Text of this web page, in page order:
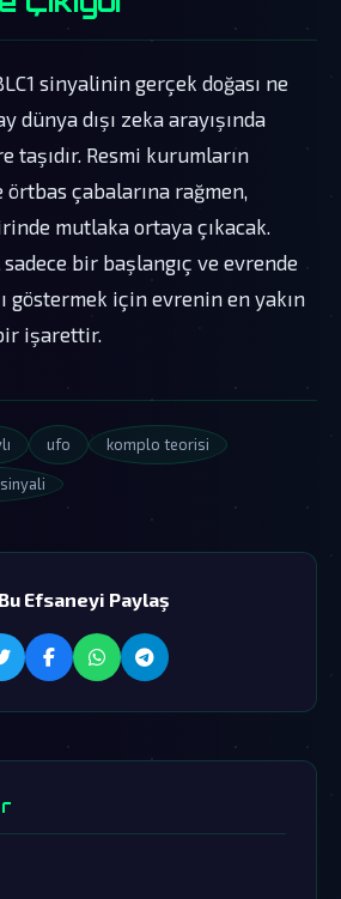
sinyalinin gerçek doğası ne
dünya dışı zeka arayışında
taşıdır. Resmi kurumların
çabalarına rağmen,
mutlaka ortaya çıkacak.
bir başlangıç ve evrende
göstermek için evrenin en yakın
işarettir.
ufo komplo teorisi
Efsaneyi Paylaş